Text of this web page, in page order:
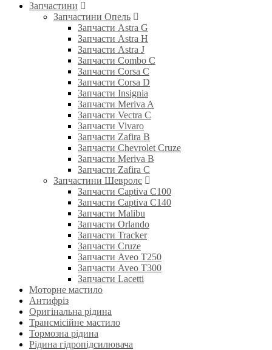
Запчастини
Запчастини Опель
Запчасти Astra G
Запчасти Astra H
Запчасти Astra J
Запчасти Combo C
Запчасти Corsa C
Запчасти Corsa D
Запчасти Insignia
Запчасти Meriva A
Запчасти Vectra C
Запчасти Vivaro
Запчасти Zafira B
Запчасти Chevrolet Cruze
Запчасти Meriva B
Запчасти Zafira C
Запчастини Шевролє
Запчасти Captiva C100
Запчасти Captiva C140
Запчасти Malibu
Запчасти Orlando
Запчасти Tracker
Запчасти Cruze
Запчасти Aveo T250
Запчасти Aveo T300
Запчасти Lacetti
Моторне мастило
Антифріз
Оригінальна рідина
Трансмісійне мастило
Тормозна рідина
Рідина гідропідсилювача